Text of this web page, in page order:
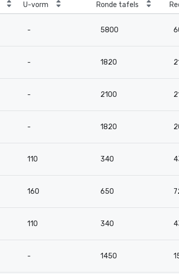
U-vorm Ronde tafels
- 5800
- 1820
- 2100
- 1820
110 340
160 650
110 340
- 1450